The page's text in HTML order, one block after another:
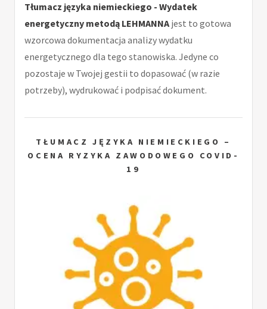
Tłumacz języka niemieckiego - Wydatek
energetyczny metodą LEHMANNA jest to gotowa
wzorcowa dokumentacja analizy wydatku
energetycznego dla tego stanowiska. Jedyne co
pozostaje w Twojej gestii to dopasować (w razie
potrzeby), wydrukować i podpisać dokument.
TŁUMACZ JĘZYKA NIEMIECKIEGO –
OCENA RYZYKA ZAWODOWEGO COVID-
19